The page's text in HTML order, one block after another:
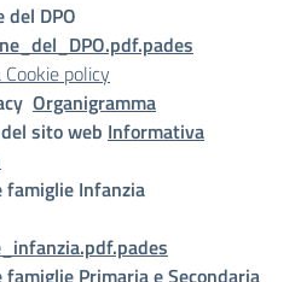
DPO
Cookie policy
Organigramma
sito web Informativa
Infanzia
Primaria e Secondaria